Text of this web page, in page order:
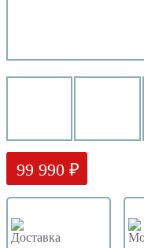
99 990 ₽